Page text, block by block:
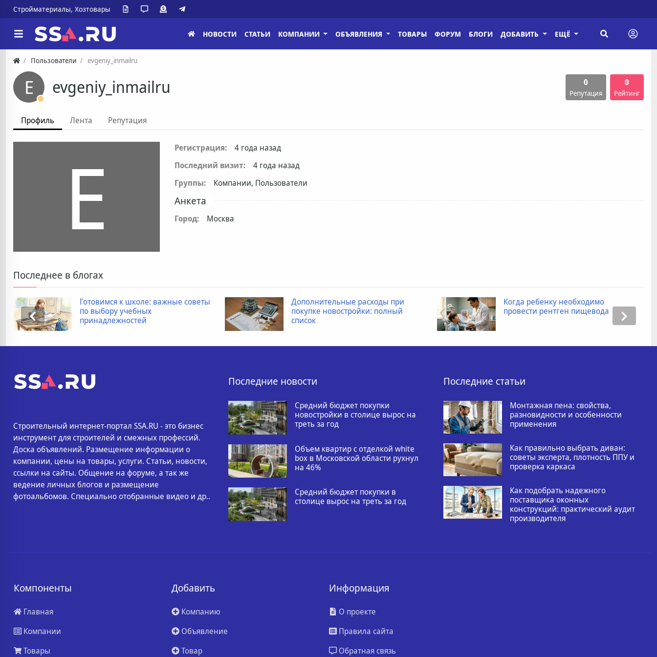
Стройматериалы, Хозтовары
НОВОСТИ СТАТЬИ КОМПАНИИ ОБЪЯВЛЕНИЯ ТОВАРЫ ФОРУМ БЛОГИ ДОБАВИТЬ ЕЩЁ
Пользователи evgeniy_inmailru
E evgeniy_inmailru 0
Репутация
0
Рейтинг
Профиль Лента Репутация
E Регистрация:
4 года назад
Последний визит:
4 года назад
Группы:
Компании, Пользователи
Анкета
Город: Москва
Последнее в блогах
Готовимся к школе: важные советы
по выбору учебных
принадлежностей
Дополнительные расходы при
покупке новостройки: полный
список
Когда ребенку необходимо
провести рентген пищевода
Строительный интернет-портал SSA.RU - это бизнес
инструмент для строителей и смежных профессий.
Доска объявлений. Размещение информации о
компании, цены на товары, услуги. Статьи, новости,
ссылки на сайты. Общение на форуме, а так же
ведение личных блогов и размещение
фотоальбомов. Специально отобранные видео и др..
Последние новости
Средний бюджет покупки
новостройки в столице вырос на
треть за год
Объем квартир с отделкой white
box в Московской области рухнул
на 46%
Средний бюджет покупки в
столице вырос на треть за год
Последние статьи
Монтажная пена: свойства,
разновидности и особенности
применения
Как правильно выбрать диван:
советы эксперта, плотность ППУ и
проверка каркаса
Как подобрать надежного
поставщика оконных
конструкций: практический аудит
производителя
Компоненты
Главная
Компании
Товары
Добавить
Компанию
Объявление
Товар
Информация
О проекте
Правила сайта
Обратная связь